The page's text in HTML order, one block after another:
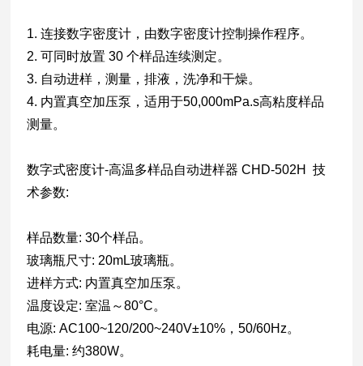
1. 连接数字密度计，由数字密度计控制操作程序。
2. 可同时放置 30 个样品连续测定。
3. 自动进样，测量，排液，洗净和干燥。
4. 内置真空加压泵，适用于50,000mPa.s高粘度样品
测量。
数字式密度计-高温多样品自动进样器 CHD-502H 技
术参数:
样品数量: 30个样品。
玻璃瓶尺寸: 20mL玻璃瓶。
进样方式: 内置真空加压泵。
温度设定: 室温～80°C。
电源: AC100~120/200~240V±10%，50/60Hz。
耗电量: 约380W。